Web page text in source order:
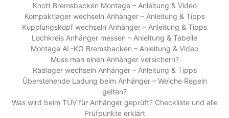
Knott Bremsbacken Montage – Anleitung & Video
Kompaktlager wechseln Anhänger – Anleitung & Tipps
Kupplungskopf wechseln Anhänger – Anleitung & Tipps
Lochkreis Anhänger messen – Anleitung & Tabelle
Montage AL-KO Bremsbacken – Anleitung & Video
Muss man einen Anhänger versichern?
Radlager wechseln Anhänger – Anleitung & Tipps
Überstehende Ladung beim Anhänger – Welche Regeln
gelten?
Was wird beim TÜV für Anhänger geprüft? Checkliste und alle
Prüfpunkte erklärt